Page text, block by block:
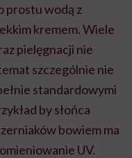
prostu wodą z
kremem. Wiele
pielęgnacji nie
szczególnie nie
standardowymi
by słońca
bowiem ma
UV.